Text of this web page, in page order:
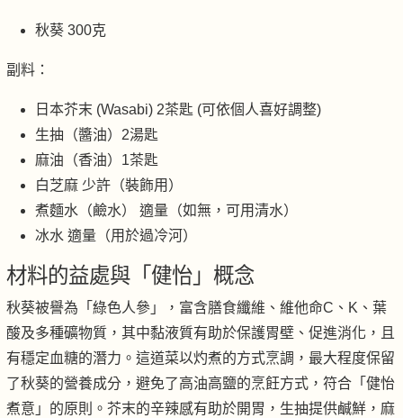
秋葵 300克
副料：
日本芥末 (Wasabi) 2茶匙 (可依個人喜好調整)
生抽（醬油）2湯匙
麻油（香油）1茶匙
白芝麻 少許（裝飾用）
煮麵水（鹼水） 適量（如無，可用清水）
冰水 適量（用於過冷河）
材料的益處與「健怡」概念
秋葵被譽為「綠色人參」，富含膳食纖維、維他命C、K、葉
酸及多種礦物質，其中黏液質有助於保護胃壁、促進消化，且
有穩定血糖的潛力。這道菜以灼煮的方式烹調，最大程度保留
了秋葵的營養成分，避免了高油高鹽的烹飪方式，符合「健怡
煮意」的原則。芥末的辛辣感有助於開胃，生抽提供鹹鮮，麻